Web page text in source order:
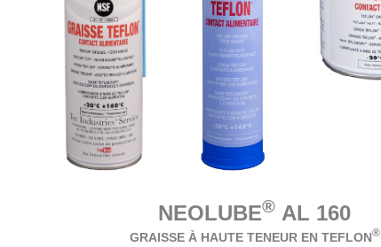
NEOLUBE® AL 160
GRAISSE À HAUTE TENEUR EN TEFLON®